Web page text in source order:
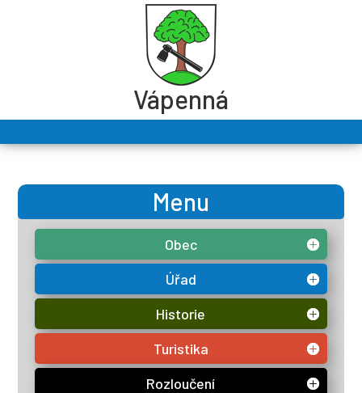
Vápenná
Menu
Obec
Úřad
Historie
Turistika
Rozloučení